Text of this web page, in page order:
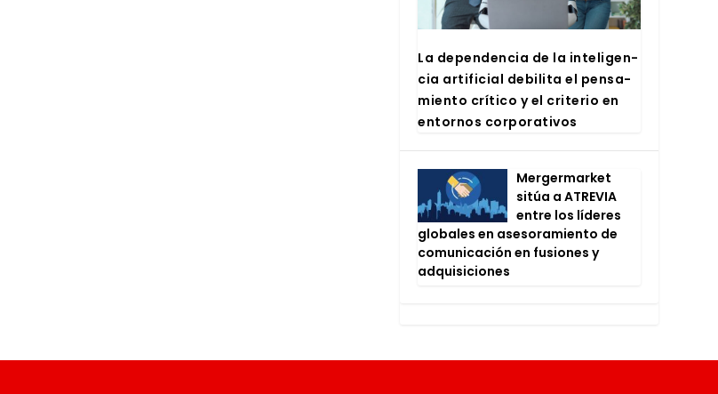
La depen­den­cia de la inte­li­gen­
cia arti­fi­cial debi­li­ta el pen­sa­
mien­to crí­ti­co y el cri­te­rio en
entor­nos cor­po­ra­ti­vos
Mer­ger­mar­ket
sitúa a ATRE­VIA
entre los líde­res
glo­ba­les en ase­so­ra­mien­to de
comu­ni­ca­ción en fusio­nes y
adqui­si­cio­nes